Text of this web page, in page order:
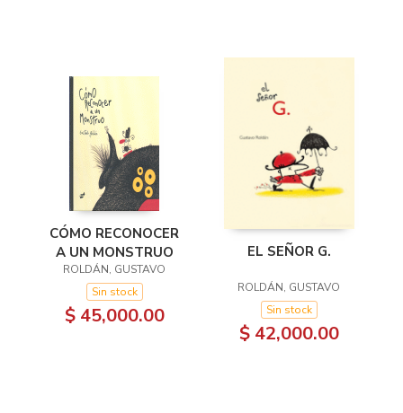
CÓMO RECONOCER
A UN MONSTRUO
ROLDÁN, GUSTAVO
Sin stock
$ 45,000.00
EL SEÑOR G.
ROLDÁN, GUSTAVO
Sin stock
$ 42,000.00